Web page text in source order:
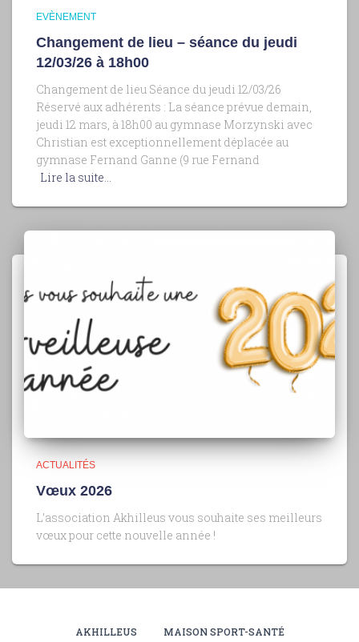
EVÈNEMENT
Changement de lieu – séance du jeudi
12/03/26 à 18h00
Changement de lieu Séance du jeudi 12/03/26
Réservé aux adhérents : La séance prévue demain,
jeudi 12 mars, à 18h00 au gymnase Morzynski avec
Christian est exceptionnellement déplacée au
gymnase Fernand Ganne (9 rue Fernand
Lire la suite…
ACTUALITÉS
Vœux 2026
L’association Akhilleus vous souhaite ses meilleurs
vœux pour cette nouvelle année !
AKHILLEUS MAISON SPORT-SANTÉ